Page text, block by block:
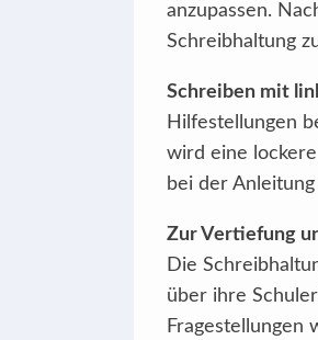
anzupassen.
Schreibhaltung
Schreiben mit
Hilfestellungen
wird eine
bei der
Zur Vertiefung
Die
über ihre
Fragestellungen